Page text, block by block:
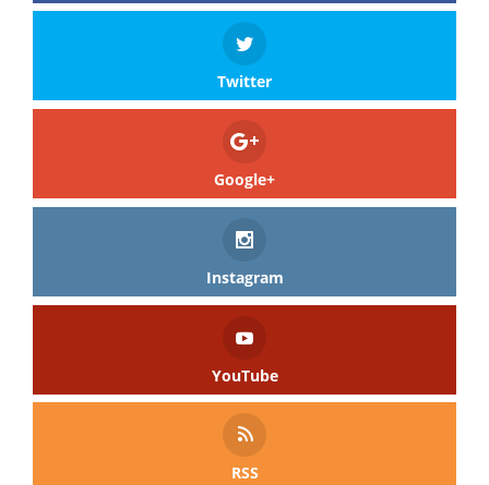
Twitter
Google+
Instagram
YouTube
RSS